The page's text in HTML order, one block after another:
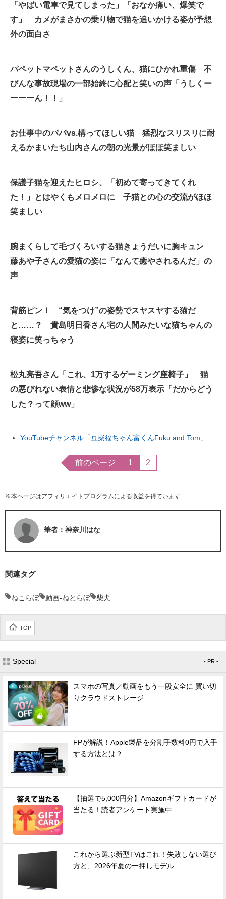
企業向けIT製品の総合サイト
IT製品の技術・比較・事例
モノづくり技術者専門サイト
エレクトロニクス専門サイト
エネルギーの専門メディア
ちょっと気になるネットの話題
「やばい電車で見てしまった」「おなか痛い、爆笑で
す」 カメがまさかの乗り物で猫を追いかける姿が予想
外の面白さ
パペットマペットさんのうしくん、猫にひかれ重傷 不
びんな事故現場の一部始終に心配と笑いの声「うしくー
ーーーん！！」
お仕事中のパパvs.構ってほしい猫 猛烈なスリスリに耐
えるかまいたち山内さんの朝の光景がほほ笑ましい
保護子猫を迎えたヒロシ、「初めて寄ってきてくれ
た！」とはやくもメロメロに 子猫との心の交流がほほ
笑ましい
腕まくらして毛づくろいする猫きょうだいに胸キュン
藤あや子さんの愛猫の姿に「なんて癒やされるんだ」の
声
背筋ピン！ “気をつけ”の姿勢でスヤスヤする猫だ
と……？ 貴島明日香さん宅の人間みたいな猫ちゃんの
寝姿に笑っちゃう
松丸亮吾さん「これ、1万するゲーミング座椅子」 猫
の悪びれない表情と悲惨な状況が58万表示「だからどう
した？って顔ww」
YouTubeチャンネル「豆柴福ちゃん富くんFuku and Tom」
前のページ 1 2
※本ページはアフィリエイトプログラムによる収益を得ています
筆者：神奈川はな
関連タグ
ねこらぼ 動画-ねとらぼ 柴犬
TOP
Special - PR -
スマホの写真／動画をもう一段安全に 買い切
りクラウドストレージ
FPが解説！Apple製品を分割手数料0円で入手
する方法とは？
【抽選で5,000円分】Amazonギフトカードが
当たる！読者アンケート実施中
これから選ぶ新型TVはこれ！失敗しない選び
方と、2026年夏の一押しモデル